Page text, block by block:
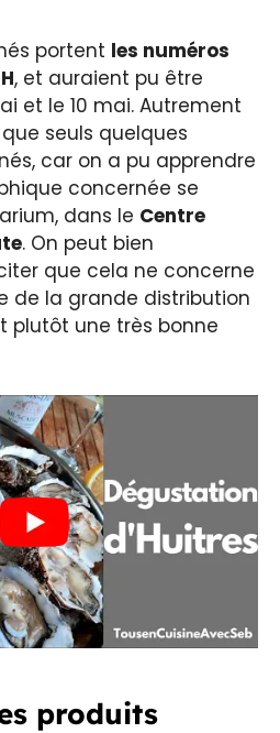
portent les numéros
, et auraient pu être
et le 10 mai. Autrement
seuls quelques
car on a pu apprendre
concernée se
dans le Centre
. On peut bien
que cela ne concerne
de la grande distribution
plutôt une très bonne
produits